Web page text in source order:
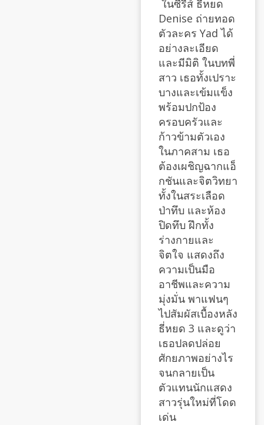
ในซีรีส์ ธี่หยด
Denise ถ่ายทอด
ตัวละคร Yad ได้
อย่างละเอียด
และมีมิติ ในบทพี่
สาว เธอทั้งเปราะ
บางและเข้มแข็ง
พร้อมปกป้อง
ครอบครัวและ
ก้าวข้ามตัวเอง
ในภาคสาม เธอ
ต้องเผชิญฉากแอ็
กชันและจิตวิทยา
ทั้งในสระเลือด
ป่าทึบ และห้อง
ปิดทึบ ฝึกทั้ง
ร่างกายและ
จิตใจ แสดงถึง
ความเป็นมือ
อาชีพและความ
มุ่งมั่น พาแฟนๆ
ไปสัมผัสเบื้องหลัง
ธี่หยด 3 และดูว่า
เธอปลดปล่อย
ศักยภาพอย่างไร
จนกลายเป็น
ตัวแทนนักแสดง
สาวรุ่นใหม่ที่โดด
เด่น